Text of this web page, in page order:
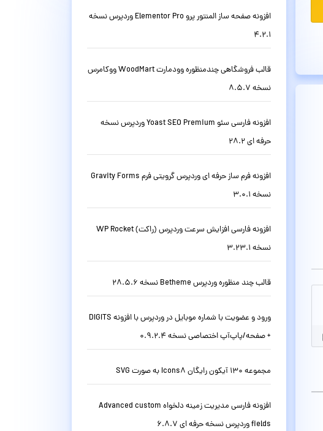
افزونه صفحه ساز المنتور پرو Elementor Pro وردپرس نسخه
4.2.1
قالب فروشگاهی چندمنظوره وودمارت WoodMart ووکامرس
نسخه 8.5.7
افزونه فارسی سئو Yoast SEO Premium وردپرس نسخه
حرفه ای 28.2
افزونه فرم ساز حرفه ای وردپرس گرویتی فرم Gravity Forms
نسخه 3.0.1
افزونه فارسی افزایش سرعت وردپرس (راکت) WP Rocket
نسخه 3.23.1
قالب چند منظوره وردپرس Betheme نسخه 28.5.6
ورود و عضویت با شماره موبایل در وردپرس با افزونه DIGITS
+ صفحه/پاپ‌آپ اختصاصی نسخه 0.9.2.4
مجموعه 130 آیکون رایگان Icons8 به صورت SVG
افزونه فارسی مدیریت زمینه دلخواه Advanced custom
fields وردپرس نسخه حرفه ای 6.8.7